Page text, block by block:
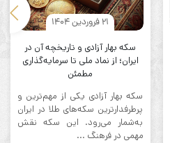
21 فروردین 1404
سکه بهار آزادی و تاریخچه آن در
ایران؛ از نماد ملی تا سرمایه‌گذاری
مطمئن
سکه بهار آزادی یکی از مهم‌ترین و
پرطرفدارترین سکه‌های طلا در ایران
به‌شمار می‌رود. این سکه نقش
مهمی در فرهنگ ...